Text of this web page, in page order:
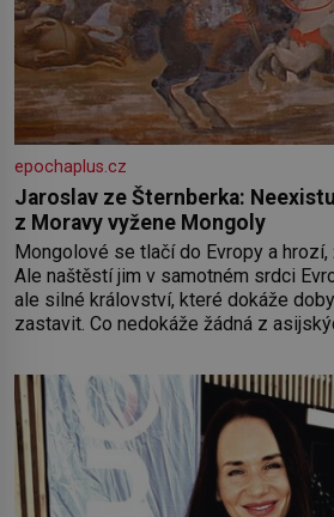
epochaplus.cz
Jaroslav ze Šternberka:
z Moravy vyžene Mongoly
Mongolové se tlačí do Evropy a hrozí,
Ale naštěstí jim v samotném srdci
ale silné království, které dokáže
zastavit. Co nedokáže žádná z
od roku 1223 postupují podél
moře,